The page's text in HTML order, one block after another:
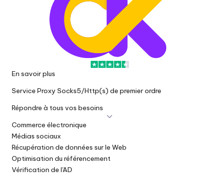
En savoir plus
Service Proxy Socks5/Http(s) de premier ordre
Répondre à tous vos besoins
Commerce électronique
Médias sociaux
Récupération de données sur le Web
Optimisation du référencement
Vérification de l'AD